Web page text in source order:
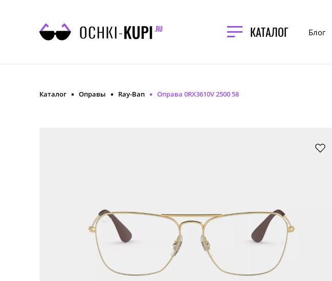
КАТАЛОГ Блог
Каталог Оправы Ray-Ban Оправа 0RX3610V 2500 58